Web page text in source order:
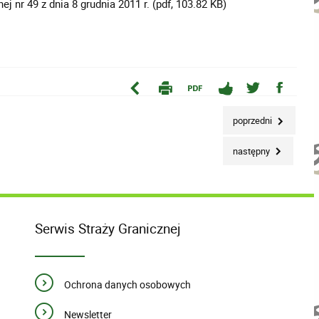
nr 49 z dnia 8 grudnia 2011 r. (pdf, 103.82 KB)
poprzedni
następny
Serwis Straży Granicznej
Ochrona danych osobowych
Newsletter